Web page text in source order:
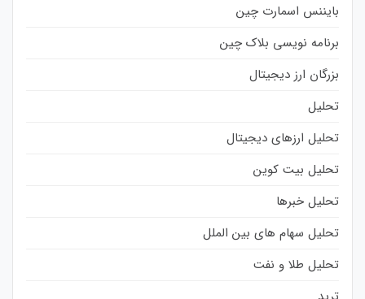
بایننس اسمارت چین
برنامه نویسی بلاک چین
بزرگان ارز دیجیتال
تحلیل
تحلیل ارزهای دیجیتال
تحلیل بیت کوین
تحلیل خبرها
تحلیل سهام های بین الملل
تحلیل طلا و نفت